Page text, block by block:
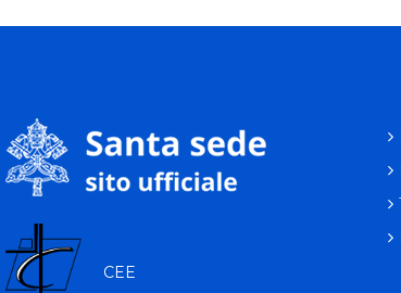
CEE